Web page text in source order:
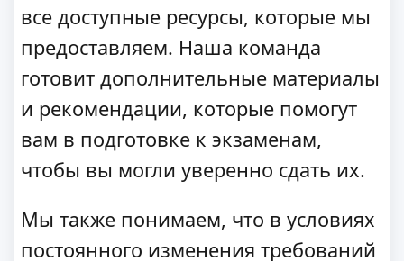
все доступные ресурсы, которые мы
предоставляем. Наша команда
готовит дополнительные материалы
и рекомендации, которые помогут
вам в подготовке к экзаменам,
чтобы вы могли уверенно сдать их.
Мы также понимаем, что в условиях
постоянного изменения требований